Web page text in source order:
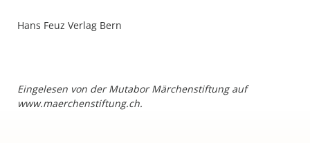
Hans Feuz Verlag Bern
Eingelesen von der Mutabor Märchenstiftung auf
www.maerchenstiftung.ch.